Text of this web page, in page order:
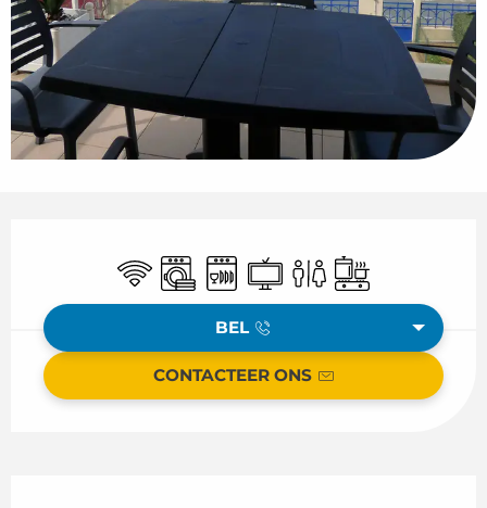
Wifi Wasmachine
Vaatwassers
TelevisieToilettenKookplaat
BEL
CONTACTEER ONS